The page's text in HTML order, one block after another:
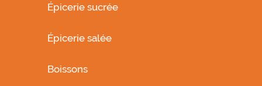
Épicerie sucrée
Épicerie salée
Boissons